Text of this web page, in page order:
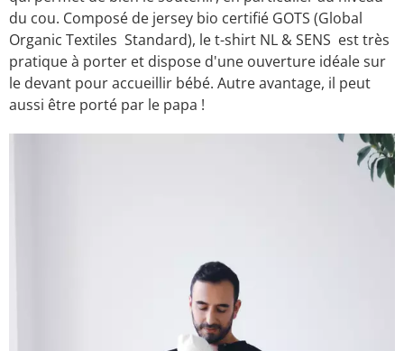
du cou. Composé de jersey bio certifié GOTS (Global
Organic Textiles Standard), le t-shirt NL & SENS est très
pratique à porter et dispose d'une ouverture idéale sur
le devant pour accueillir bébé. Autre avantage, il peut
aussi être porté par le papa !